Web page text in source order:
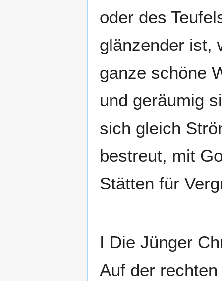
oder des
glänzender ist,
ganze schöne
und geräumig
sich gleich
bestreut, mit
Stätten für
I Die Jünger
Auf der